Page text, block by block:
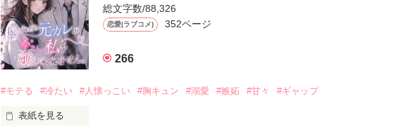
総文字数/88,326
恋愛(ラブコメ) 352ページ
266
#モテる #冷たい #人懐っこい #胸キュン #溺愛 #嫉妬 #甘々 #ギャップ
表紙を見る